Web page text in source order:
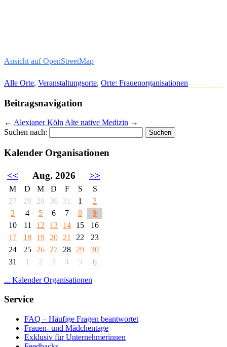
Ansicht auf OpenStreetMap
Alle Orte, Veranstaltungsorte, Orte: Frauenorganisationen
Beitragsnavigation
← Alexianer Köln Alte native Medizin →
Suchen nach:
Kalender Organisationen
<< Aug. 2026 >>
M D M D F S
S
27
28 29 30 31 1
2
3
4 5 6 7 8
9
10
11 12 13 14 15
16
17
18 19 20 21 22
23
24
25 26 27 28 29
30
31
1 2 3 4 5 6
... Kalender Organisationen
Service
FAQ – Häufige Fragen beantwortet
Frauen- und Mädchentage
Exklusiv für Unternehmerinnen